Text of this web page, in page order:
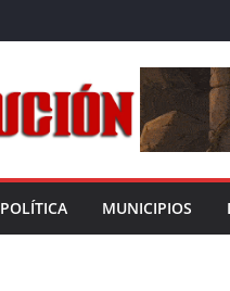
POLÍTICA MUNICIPIOS